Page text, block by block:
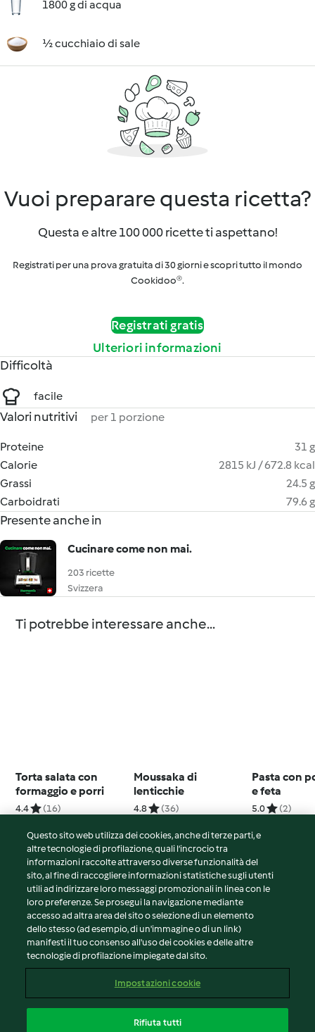
1800 g di acqua
½ cucchiaio di sale
Vuoi preparare questa ricetta?
Questa e altre 100 000 ricette ti aspettano!
Registrati per una prova gratuita di 30 giorni e scopri tutto il mondo
Cookidoo®.
Registrati gratis
Ulteriori informazioni
Difficoltà
facile
Valori nutritivi per 1 porzione
Proteine
31 g
Calorie
2815 kJ / 672.8 kcal
Grassi
24.5 g
Carboidrati
79.6 g
Presente anche in
Cucinare come non mai.
203 ricette
Svizzera
Ti potrebbe interessare anche...
Torta salata con
formaggio e porri
4.4 (16)
Moussaka di
lenticchie
4.8 (36)
Pasta con
e feta
5.0 (2)
© Copyright 2026
Termini del servizio
Informativa sulla privacy
Avvertenze generali
Note legali
Contenuto del rapporto
Questo sito web utilizza dei cookies, anche di terze parti, e
altre tecnologie di profilazione, quali l’incrocio tra
informazioni raccolte attraverso diverse funzionalità del
sito, al fine di raccogliere informazioni statistiche sugli utenti
utili ad indirizzare loro messaggi promozionali in linea con le
loro preferenze. Se prosegui la navigazione mediante
accesso ad altra area del sito o selezione di un elemento
dello stesso (ad esempio, di un'immagine o di un link)
manifesti il tuo consenso all'uso dei cookies e delle altre
tecnologie di profilazione impiegate dal sito.
Impostazioni cookie
Rifiuta tutti